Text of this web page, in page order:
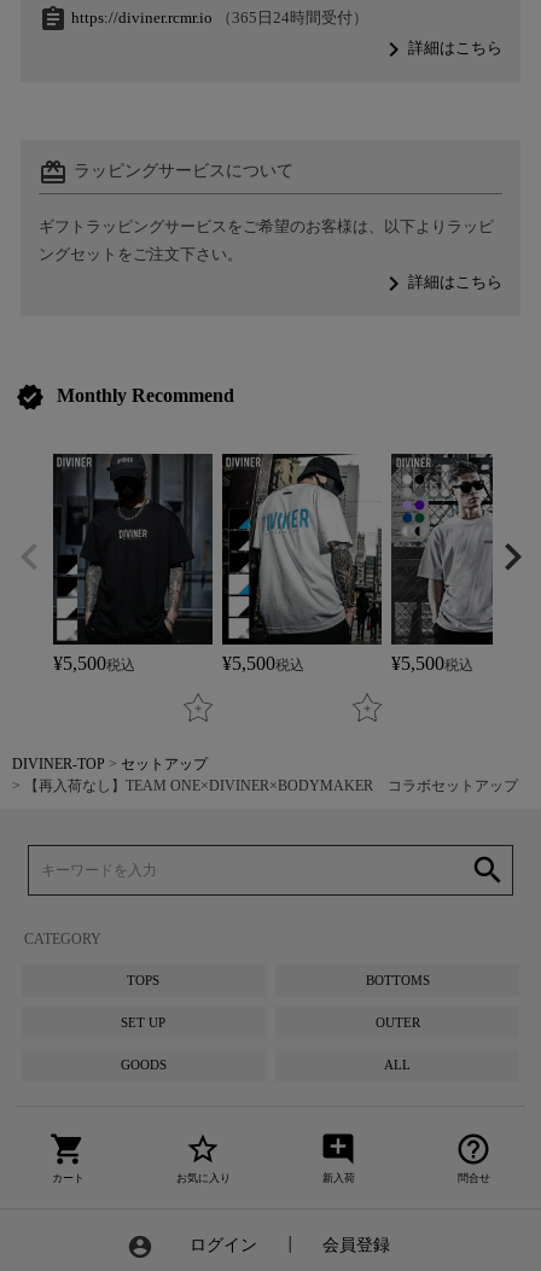
assignment https://diviner.rcmr.io （365日24時間受付）
navigate_next詳細はこちら
card_giftcard ラッピングサービスについて
ギフトラッピングサービスをご希望のお客様は、以下よりラッピ
ングセットをご注文下さい。
navigate_next詳細はこちら
verified Monthly Recommend
¥5,500税込 ¥5,500税込 ¥5,500税込
DIVINER-TOP
セットアップ
【再入荷なし】TEAM ONE×DIVINER×BODYMAKER コラボセットアップ
search
CATEGORY
TOPS BOTTOMS
SET UP OUTER
GOODS ALL
shopping_cart
カート
star_border
お気に入り
add_comment
新入荷
help_outline
問合せ
account_circle ログイン 会員登録